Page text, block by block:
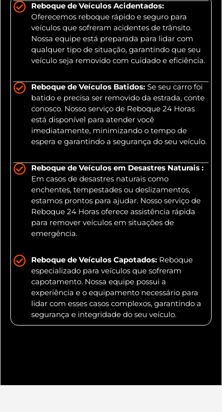
Reboque de Veículos Acidentados:
Oferecemos reboque rápido e seguro para
veículos que sofreram acidentes de trânsito.
Nossa equipe está preparada para lidar com
qualquer tipo de situação, garantindo que seu
veículo seja removido com cuidado e eficiência.
Reboque de Veículos Batidos: Se seu carro foi
batido e precisa ser removido da estrada, conte
conosco. Nosso serviço de Reboque 24 Horas
está disponível para atender você
imediatamente, minimizando o tempo de
espera e garantindo a segurança do seu veículo.
Reboque de Veículos em Desastres Naturais :
Em casos de desastres naturais como
enchentes, tempestades ou deslizamentos,
estamos prontos para ajudar. Nosso serviço de
Reboque 24 Horas oferece assistência rápida
para remover veículos em situações de
emergência.
Reboque de Veículos Capotados: Reboque
especializado para veículos que sofreram
capotamento. Nossa equipe possui a
experiência e o equipamento necessário para
lidar com esses casos complexos, garantindo a
segurança e integridade do seu veículo.